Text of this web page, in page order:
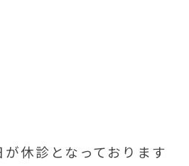
休診となっております